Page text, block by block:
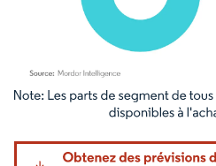
Image © Mordor Intelligence. La